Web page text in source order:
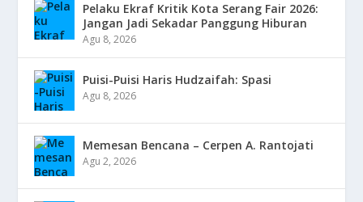
Pelaku Ekraf Kritik Kota Serang Fair 2026:
Jangan Jadi Sekadar Panggung Hiburan
Agu 8, 2026
Puisi-Puisi Haris Hudzaifah: Spasi
Agu 8, 2026
Memesan Bencana – Cerpen A. Rantojati
Agu 2, 2026